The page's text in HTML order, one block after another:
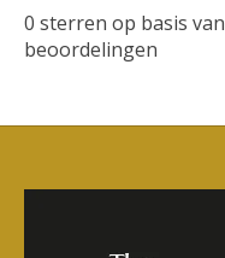
0 sterren op basis van
beoordelingen